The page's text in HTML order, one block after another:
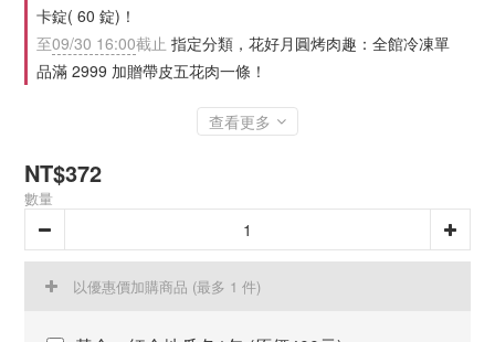
卡錠( 60 錠)！
至09/30 16:00截止 指定分類，花好月圓烤肉趣：全館冷凍單
品滿 2999 加贈帶皮五花肉一條！
查看更多
NT$372
數量
以優惠價加購商品 (最多 1 件)